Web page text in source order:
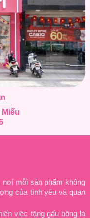
Miếu
nơi mỗi sản phẩm không
của tình yêu và quan
việc tặng gấu bông là